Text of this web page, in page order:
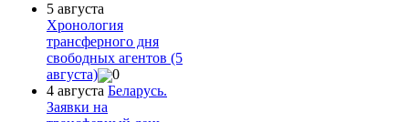
5 августа
Хронология
трансферного дня
свободных агентов (5
августа)
0
4 августа Беларусь.
Заявки на